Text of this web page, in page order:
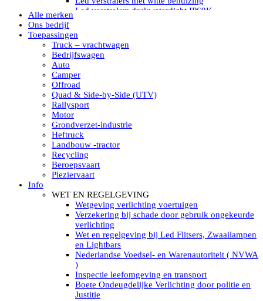
Led verstralers drukwaterdicht IP69K
LED WERKLAMPEN
Model werklamp
Led werklamp vierkant
Led werklamp ovaal
Led werklamp kleur wit
Combinatie LED werklampen
Led achteruitrijverlichting
Led onderbouw achteruitrijlamp
Led werklamp industrieel
Led veiligheidsverlichting
Led werklamp tractor
Led werklamp ADR
Led werklamp drukwaterdicht IP69K
Led werklampen assortiment Tralert
Led breedstralers Lazer
Led werklampen in Subcategorieën
LED WERKVERLICHTING
LED’s work werklamp met accu
LED’s work werklamp portable 220V
LED’s work werklamp Hybride
Led lichtslang 220 Volt
LED’s work werklamp met statief 220V
LED’s light PRO schijnwerpers 220V
LED High Bay verlichting 220V
Alle merken
Ons bedrijf
Toepassingen
Truck – vrachtwagen
Bedrijfswagen
Auto
Camper
Offroad
Quad & Side-by-Side (UTV)
Rallysport
Motor
Grondverzet-industrie
Heftruck
Landbouw -tractor
Recycling
Beroepsvaart
Pleziervaart
Info
WET EN REGELGEVING
Wetgeving verlichting voertuigen
Verzekering bij schade door gebruik ongekeurde
verlichting
Wet en regelgeving bij Led Flitsers, Zwaailampen
en Lightbars
Nederlandse Voedsel- en Warenautoriteit ( NVWA
)
Inspectie leefomgeving en transport
Boete Ondeugdelijke Verlichting door politie en
Justitie